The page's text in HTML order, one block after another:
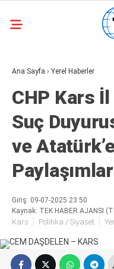
ASAYIŞ
GÜNDEM
GENEL
EKONOMI
SIYASET
DÜNYA
METEOROLOJI
Ana Sayfa › Yerel Haberler
CHP Kars İl
Suç
ve
Giriş: 09-07-2025 23:50
Kaynak: TEK HABER AJANSI
Kars Politika / Siyaset